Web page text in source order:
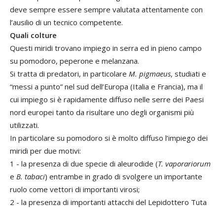
deve sempre essere sempre valutata attentamente con
l’ausilio di un tecnico competente.
Quali colture
Questi miridi trovano impiego in serra ed in pieno campo
su pomodoro, peperone e melanzana.
Si tratta di predatori, in particolare M. pigmaeus, studiati e
“messi a punto” nel sud dell’Europa (Italia e Francia), ma il
cui impiego si è rapidamente diffuso nelle serre dei Paesi
nord europei tanto da risultare uno degli organismi più
utilizzati.
In particolare su pomodoro si è molto diffuso l’impiego dei
miridi per due motivi:
1 - la presenza di due specie di aleurodide (T. vaporariorum
e B. tabaci) entrambe in grado di svolgere un importante
ruolo come vettori di importanti virosi;
2 - la presenza di importanti attacchi del Lepidottero Tuta